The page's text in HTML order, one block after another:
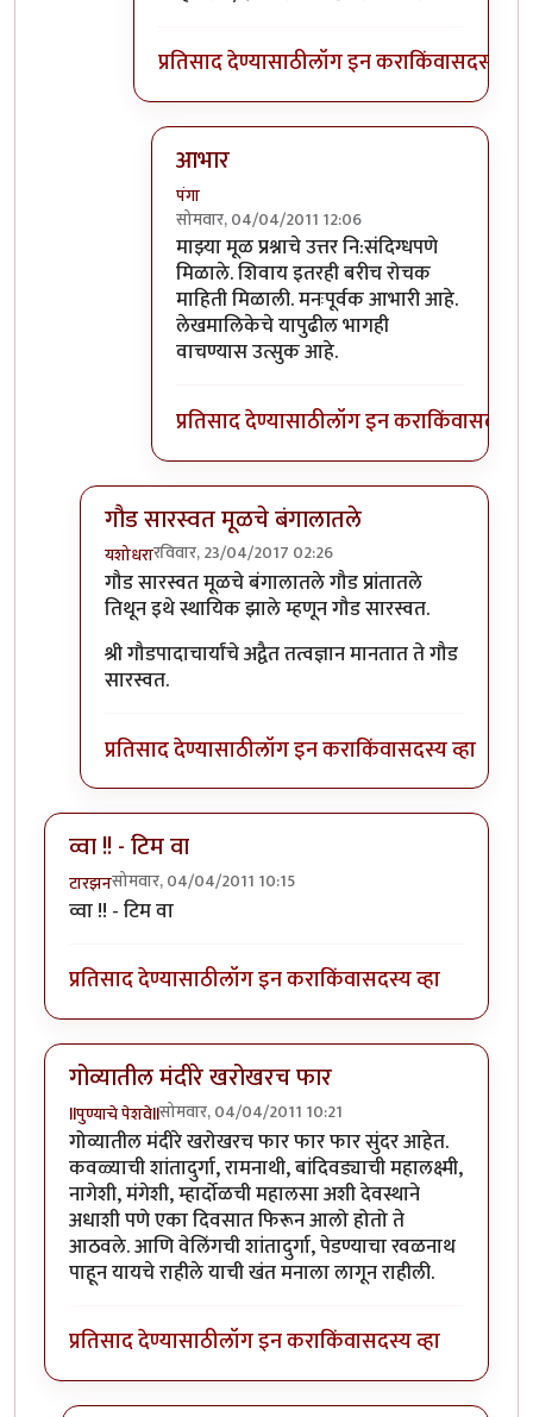
प्रतिसाद देण्यासाठीलॉग इन कराकिंवासदस्य व्हा
आभार
पंगा
सोमवार, 04/04/2011 12:06
In reply toकॅथॉलिक ब्राह्मणbyपैसा
माझ्या मूळ प्रश्नाचे उत्तर नि:संदिग्धपणे
मिळाले. शिवाय इतरही बरीच रोचक
माहिती मिळाली. मनःपूर्वक आभारी आहे.
लेखमालिकेचे यापुढील भागही
वाचण्यास उत्सुक आहे.
प्रतिसाद देण्यासाठीलॉग इन कराकिंवासदस्य
गौड सारस्वत मूळचे बंगालातले
यशोधरारविवार, 23/04/2017 02:26
In reply toथोडक्यात, 'ब्राह्मण' याbyllपुण्याचे पेशवेll
गौड सारस्वत मूळचे बंगालातले गौड प्रांतातले
तिथून इथे स्थायिक झाले म्हणून गौड सारस्वत.
श्री गौडपादाचार्यांचे अद्वैत तत्वज्ञान मानतात ते गौड
सारस्वत.
प्रतिसाद देण्यासाठीलॉग इन कराकिंवासदस्य व्हा
व्वा !! - टिम वा
टारझनसोमवार, 04/04/2011 10:15
व्वा !! - टिम वा
प्रतिसाद देण्यासाठीलॉग इन कराकिंवासदस्य व्हा
गोव्यातील मंदीरे खरोखरच फार
llपुण्याचे पेशवेllसोमवार, 04/04/2011 10:21
गोव्यातील मंदीरे खरोखरच फार फार फार सुंदर आहेत.
कवळ्याची शांतादुर्गा, रामनाथी, बांदिवड्याची महालक्ष्मी,
नागेशी, मंगेशी, म्हार्दोळची महालसा अशी देवस्थाने
अधाशी पणे एका दिवसात फिरून आलो होतो ते
आठवले. आणि वेलिंगची शांतादुर्गा, पेडण्याचा रवळनाथ
पाहून यायचे राहीले याची खंत मनाला लागून राहीली.
प्रतिसाद देण्यासाठीलॉग इन कराकिंवासदस्य व्हा